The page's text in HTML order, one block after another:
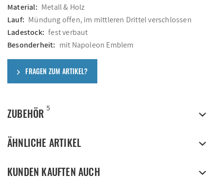
Material: Metall & Holz
Lauf: Mündung offen, im mittleren Drittel verschlossen
Ladestock: fest verbaut
Besonderheit: mit Napoleon Emblem
FRAGEN ZUM ARTIKEL?
ZUBEHÖR 5
ÄHNLICHE ARTIKEL
KUNDEN KAUFTEN AUCH